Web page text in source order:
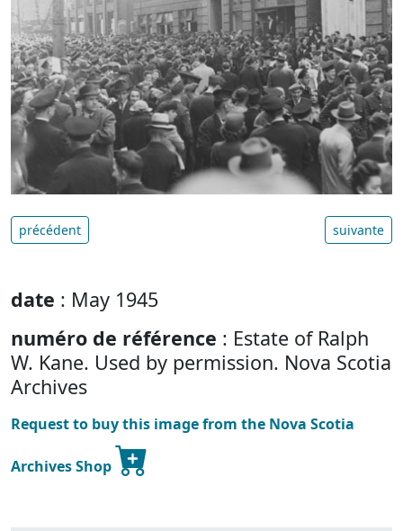
précédent suivante
date : May 1945
numéro de référence : Estate of Ralph
W. Kane. Used by permission. Nova Scotia
Archives
Request to buy this image from the Nova Scotia
Archives Shop